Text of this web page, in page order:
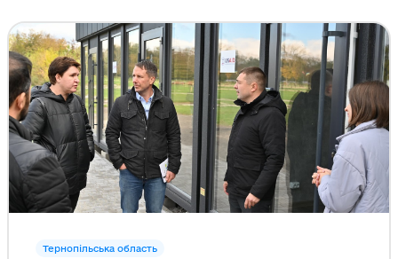
Тернопільська область